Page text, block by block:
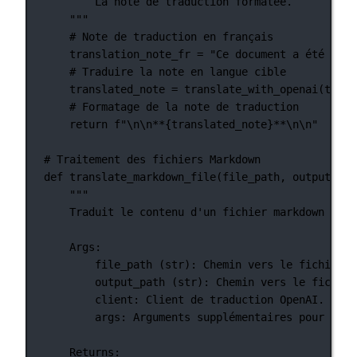
"""
# Note de traduction en français
translation_note_fr =
"Ce document a été
# Traduire la note en langue cible
translated_note =
# Formatage de la note de traduction
return
f"\n\n**{translated_note}**\n\n"
# Traitement des fichiers Markdown
def
translate_markdown_file(file_path,
"""
Traduit le contenu d'un fichier markdown
Args:
file_path (str): Chemin vers le fichier
output_path (str): Chemin vers le
client: Client de traduction OpenAI.
args: Arguments supplémentaires pour le
Returns: